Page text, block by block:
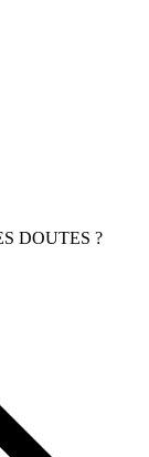
DOUTES ?